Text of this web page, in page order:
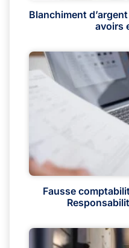
Blanchiment
avoirs
Fausse